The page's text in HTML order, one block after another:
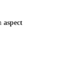
aspect